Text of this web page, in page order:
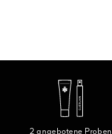
2 angebotene Proben